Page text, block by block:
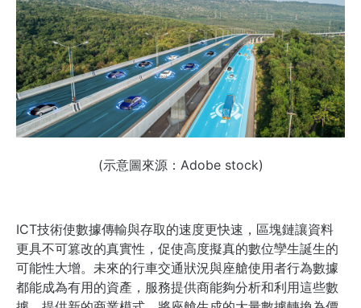
(示意圖來源：Adobe stock)
ICT技術使數據傳輸與存取的速度更快速，區塊鏈讓資料
更具不可篡改的真實性，促使高度擬真的數位孿生誕生的
可能性大增。未來的行車交通狀況與座艙使用者行為數據
都能成為有用的資產，服務提供商能夠分析和利用這些數